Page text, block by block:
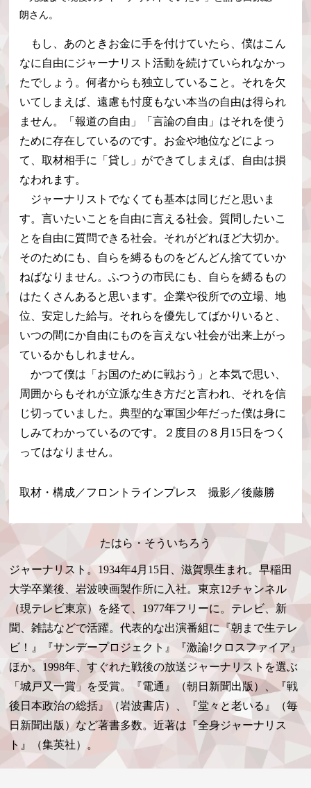
朗さん。
もし、あのときお金に手を付けていたら、僕はこん
なに自由にジャーナリスト活動を続けていられなかっ
たでしょう。何者からも独立していること。それを欠
いてしまえば、遠慮も忖度もない本当の自由は得られ
ません。「報道の自由」「言論の自由」はそれを使う
ために存在しているのです。お金や地位などによっ
て、取材相手に「貸し」ができてしまえば、自由は損
なわれます。
ジャーナリストでなくても基本は同じだと思いま
す。言いたいことを自由に言える社会。質問したいこ
とを自由に質問できる社会。それがどれほど大切か。
そのためにも、自らを縛るものをどんどん捨てていか
ねばなりません。ふつうの市民にも、自らを縛るもの
はたくさんあると思います。企業や役所での立場、地
位、安定した給与。それらを優先してばかりいると、
いつの間にか自由にものを言えない社会が出来上がっ
ているかもしれません。
かつて僕は「お国のために戦おう」と本気で思い、
周囲からもそれが立派な生き方だと言われ、それを信
じ切っていました。典型的な軍国少年だった僕は身に
しみてわかっているのです。２度目の８月15日をつく
ってはなりません。
取材・構成／フロントラインプレス 撮影／後藤勝
たはら・そういちろう
ジャーナリスト。1934年4月15日、滋賀県生まれ。早稲田
大学卒業後、岩波映画製作所に入社。東京12チャンネル
（現テレビ東京）を経て、1977年フリーに。テレビ、新
聞、雑誌などで活躍。代表的な出演番組に『朝まで生テレ
ビ！』『サンデープロジェクト』『激論!クロスファイア』
ほか。1998年、すぐれた戦後の放送ジャーナリストを選ぶ
「城戸又一賞」を受賞。『電通』（朝日新聞出版）、『戦
後日本政治の総括』（岩波書店）、『堂々と老いる』（毎
日新聞出版）など著書多数。近著は『全身ジャーナリス
ト』（集英社）。